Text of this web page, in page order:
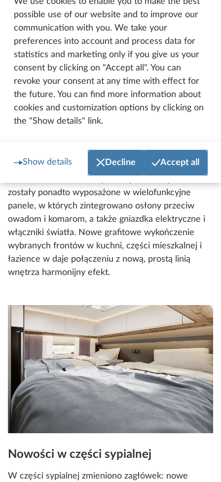
possible use of our website and to improve our
communication with you. We take your
preferences into account and process data for
statistics and marketing only if you give us your
consent by clicking on "Accept all". You can
revoke your consent at any time with effect for
the future. You can find more information about
cookies and customization options by clicking on
the "Show details" link.
Show details Decline Accept all
Od sezonu 2027 oświetlenie pośrednie trafiło
zostały ponadto wyposażone w wielofunkcyjne
panele, w których zintegrowano osłony przeciw
owadom i komarom, a także gniazdka elektryczne i
włączniki światła. Nowe grafitowe wykończenie
wybranych frontów w kuchni, części mieszkalnej i
łazience w daje połączeniu z nową, prostą linią
wnętrza harmonijny efekt.
Nowości w części sypialnej
W części sypialnej zmieniono zagłówek: nowe